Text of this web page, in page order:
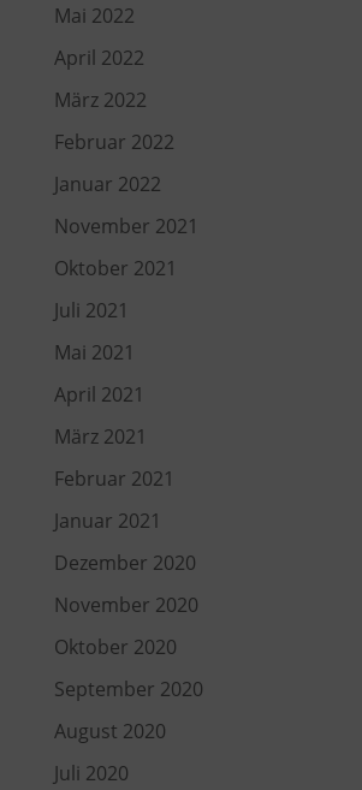
Mai 2022
April 2022
März 2022
Februar 2022
Januar 2022
November 2021
Oktober 2021
Juli 2021
Mai 2021
April 2021
März 2021
Februar 2021
Januar 2021
Dezember 2020
November 2020
Oktober 2020
September 2020
August 2020
Juli 2020